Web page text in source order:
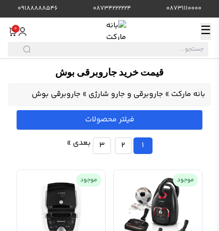
08731110000
08734222224
09188888546
☰
0
قیمت خرید جاروبرقی بوش
بانه مارکت » جاروبرقی و جارو شارژی » جاروبرقی بوش
فیلتر محصولات
1
2
3 بعدی »
موجود موجود